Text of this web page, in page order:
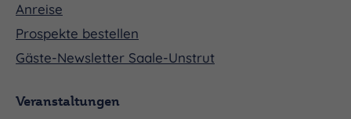
Anreise
Prospekte bestellen
Gäste-Newsletter Saale-Unstrut
Veranstaltungen